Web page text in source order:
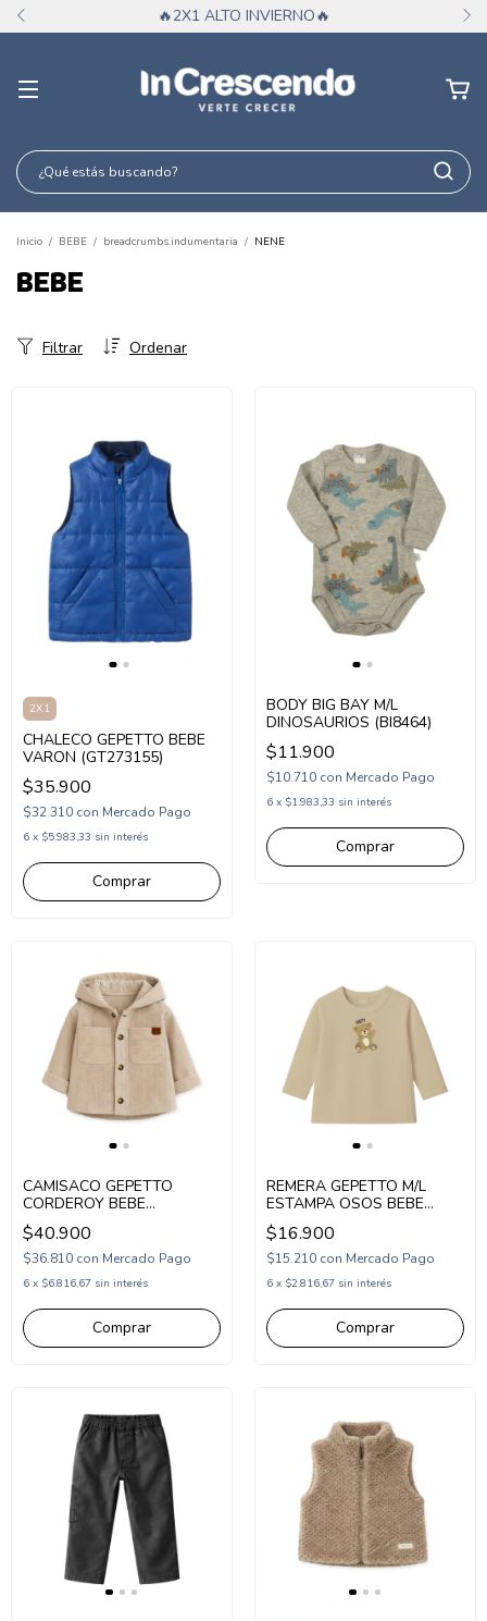
DÍA DE LA NIÑEZ CON INCRESCENDO
Inicio / BEBE / breadcrumbs.indumentaria / NENE
BEBE
Ordenar
Filtrar
2X1
CHALECO GEPETTO BEBE
VARON (GT273155)
$35.900
$32.310 con Mercado Pago
6 x $5.983,33 sin interés
Comprar
BODY BIG BAY M/L
DINOSAURIOS (BI8464)
$11.900
$10.710 con Mercado Pago
6 x $1.983,33 sin interés
Comprar
CAMISACO GEPETTO
CORDEROY BEBE
(GT294150)
$40.900
$36.810 con Mercado Pago
6 x $6.816,67 sin interés
Comprar
REMERA GEPETTO M/L
ESTAMPA OSOS BEBE
(GT293304)
$16.900
$15.210 con Mercado Pago
6 x $2.816,67 sin interés
Comprar